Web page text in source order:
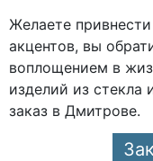
Желаете
акцентов, вы
воплощением в
изделий из стекла
заказ в Дмитрове.